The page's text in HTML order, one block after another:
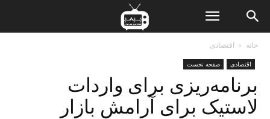
خانه اقتصادی
اقتصادی صفحه نخست
برنامه‌ریزی برای واردات
لاستیک برای آرامش بازار